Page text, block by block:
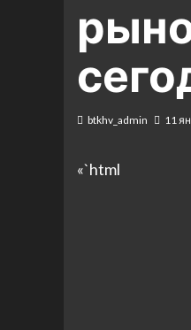
btkhv_admin 11
«`html